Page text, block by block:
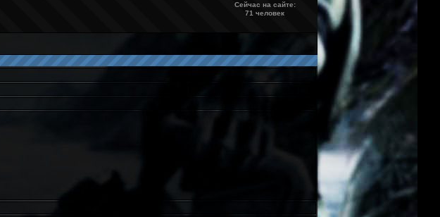
Сейчас на сайте:
71 человек